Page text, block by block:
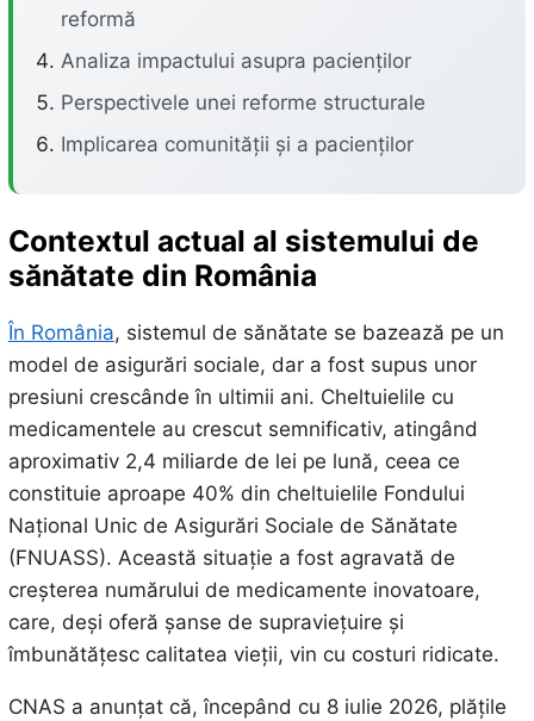
reformă
Analiza impactului asupra pacienților
Perspectivele unei reforme structurale
Implicarea comunității și a pacienților
Contextul actual al sistemului de
sănătate din România
În România, sistemul de sănătate se bazează pe un
model de asigurări sociale, dar a fost supus unor
presiuni crescânde în ultimii ani. Cheltuielile cu
medicamentele au crescut semnificativ, atingând
aproximativ 2,4 miliarde de lei pe lună, ceea ce
constituie aproape 40% din cheltuielile Fondului
Național Unic de Asigurări Sociale de Sănătate
(FNUASS). Această situație a fost agravată de
creșterea numărului de medicamente inovatoare,
care, deși oferă șanse de supraviețuire și
îmbunătățesc calitatea vieții, vin cu costuri ridicate.
CNAS a anunțat că, începând cu 8 iulie 2026, plățile